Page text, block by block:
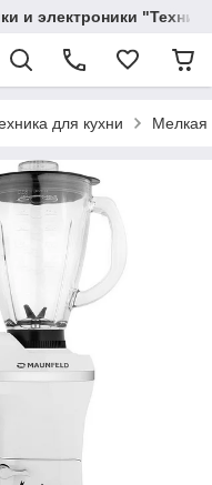
и электроники
для кухни Мелкая